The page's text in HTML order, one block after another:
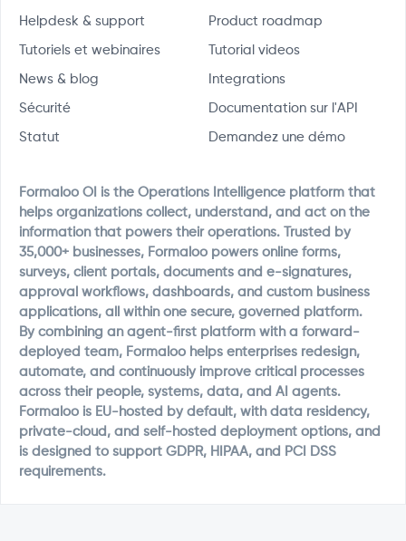
Helpdesk & support Product roadmap
Tutoriels et webinaires Tutorial videos
News & blog Integrations
Sécurité Documentation sur l'API
Statut Demandez une démo
Formaloo OI is the Operations Intelligence platform that
helps organizations collect, understand, and act on the
information that powers their operations. Trusted by
35,000+ businesses, Formaloo powers online forms,
surveys, client portals, documents and e-signatures,
approval workflows, dashboards, and custom business
applications, all within one secure, governed platform.
By combining an agent-first platform with a forward-
deployed team, Formaloo helps enterprises redesign,
automate, and continuously improve critical processes
across their people, systems, data, and AI agents.
Formaloo is EU-hosted by default, with data residency,
private-cloud, and self-hosted deployment options, and
is designed to support GDPR, HIPAA, and PCI DSS
requirements.